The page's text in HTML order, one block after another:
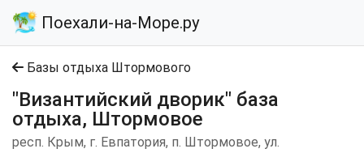
Поехали-на-Море.ру
Базы отдыха Штормового
"Византийский дворик" база
отдыха, Штормовое
респ. Крым, г. Евпатория, п. Штормовое, ул.